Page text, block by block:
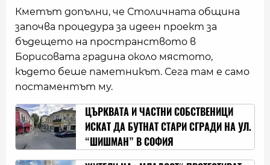
Кметът допълни, че Столичната община
започва процедура за идеен проект за
бъдещето на пространството в
Борисовата градина около мястото,
където беше паметникът. Сега там е само
постаментът му.
ЦЪРКВАТА И ЧАСТНИ СОБСТВЕНИЦИ
ИСКАТ ДА БУТНАТ СТАРИ СГРАДИ НА УЛ.
“ШИШМАН” В СОФИЯ